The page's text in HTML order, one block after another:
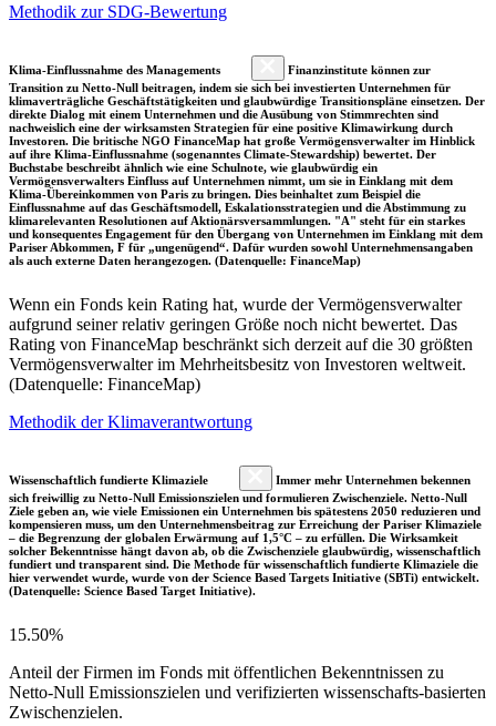
Methodik zur SDG-Bewertung
Klima-Einflussnahme des Managements
Finanzinstitute können zur
Transition zu Netto-Null beitragen, indem sie sich bei investierten Unternehmen für
klimaverträgliche Geschäftstätigkeiten und glaubwürdige Transitionspläne einsetzen. Der
direkte Dialog mit einem Unternehmen und die Ausübung von Stimmrechten sind
nachweislich eine der wirksamsten Strategien für eine positive Klimawirkung durch
Investoren. Die britische NGO FinanceMap hat große Vermögensverwalter im Hinblick
auf ihre Klima-Einflussnahme (sogenanntes Climate-Stewardship) bewertet. Der
Buchstabe beschreibt ähnlich wie eine Schulnote, wie glaubwürdig ein
Vermögensverwalters Einfluss auf Unternehmen nimmt, um sie in Einklang mit dem
Klima-Übereinkommen von Paris zu bringen. Dies beinhaltet zum Beispiel die
Einflussnahme auf das Geschäftsmodell, Eskalationsstrategien und die Abstimmung zu
klimarelevanten Resolutionen auf Aktionärsversammlungen. "A" steht für ein starkes
und konsequentes Engagement für den Übergang von Unternehmen im Einklang mit dem
Pariser Abkommen, F für „ungenügend“. Dafür wurden sowohl Unternehmensangaben
als auch externe Daten herangezogen. (Datenquelle: FinanceMap)
Wenn ein Fonds kein Rating hat, wurde der Vermögensverwalter
aufgrund seiner relativ geringen Größe noch nicht bewertet. Das
Rating von FinanceMap beschränkt sich derzeit auf die 30 größten
Vermögensverwalter im Mehrheitsbesitz von Investoren weltweit.
(Datenquelle: FinanceMap)
Methodik der Klimaverantwortung
Wissenschaftlich fundierte Klimaziele
Immer mehr Unternehmen bekennen
sich freiwillig zu Netto-Null Emissionszielen und formulieren Zwischenziele. Netto-Null
Ziele geben an, wie viele Emissionen ein Unternehmen bis spätestens 2050 reduzieren und
kompensieren muss, um den Unternehmensbeitrag zur Erreichung der Pariser Klimaziele
– die Begrenzung der globalen Erwärmung auf 1,5°C – zu erfüllen. Die Wirksamkeit
solcher Bekenntnisse hängt davon ab, ob die Zwischenziele glaubwürdig, wissenschaftlich
fundiert und transparent sind. Die Methode für wissenschaftlich fundierte Klimaziele die
hier verwendet wurde, wurde von der Science Based Targets Initiative (SBTi) entwickelt.
(Datenquelle: Science Based Target Initiative).
15.50%
Anteil der Firmen im Fonds mit öffentlichen Bekenntnissen zu
Netto-Null Emissionszielen und verifizierten wissenschafts-basierten
Zwischenzielen.